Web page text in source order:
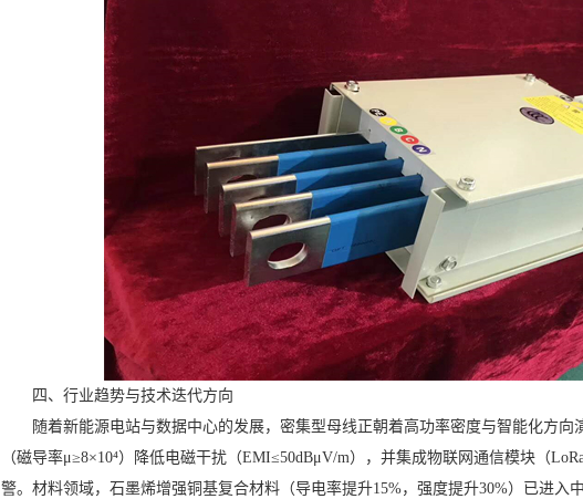
四、行业趋势与技术迭代方向
随着新能源电站与数据中心的发展，密集型母线正朝着高功率密度与智能化方
（磁导率μ≥8×10⁴）降低电磁干扰（EMI≤50dBμV/m），并集成物联网通信模块（
警。材料领域，石墨烯增强铜基复合材料（导电率提升15%，强度提升30%）已进入